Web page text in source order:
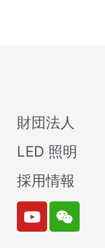
財団法人
LED 照明
採用情報
Y
o
W
e